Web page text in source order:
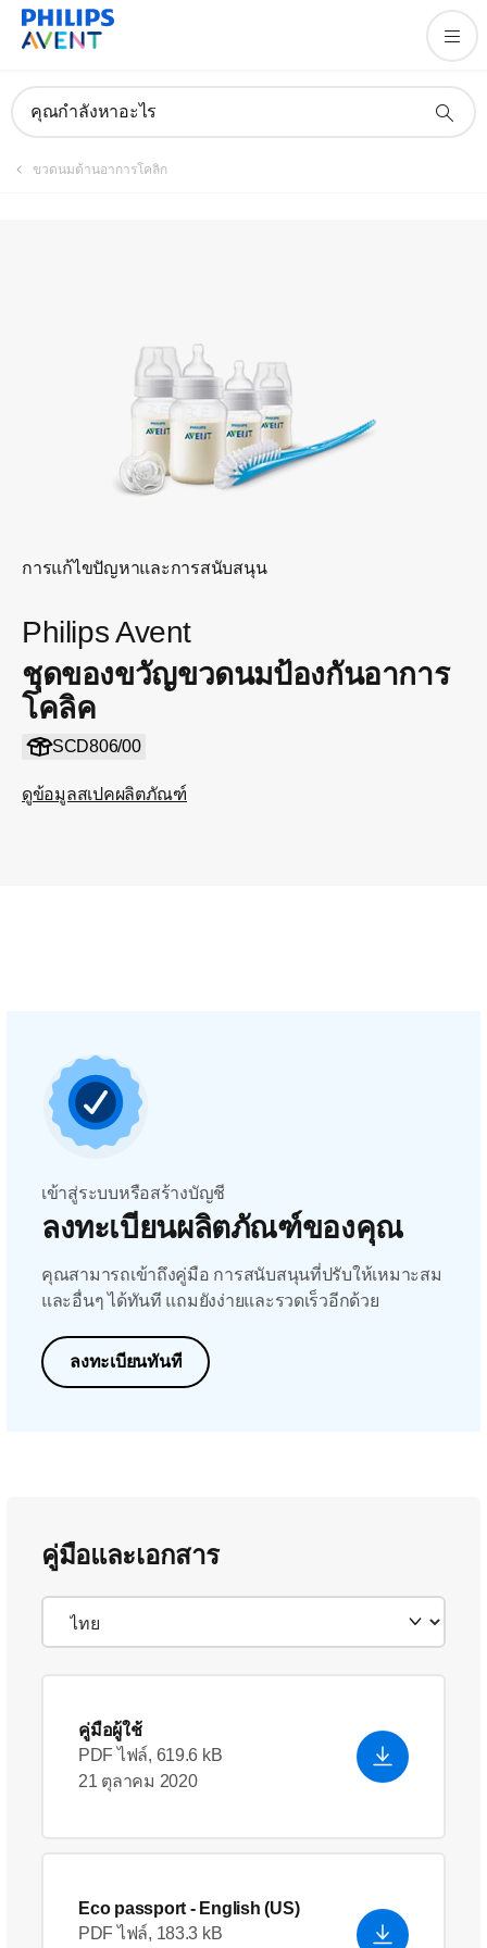
คุณกำลังหาอะไร
ขวดนมต้านอาการโคลิก
การแก้ไขปัญหาและการสนับสนุน
Philips Avent
ชุดของขวัญขวดนมป้องกันอาการ
โคลิค
SCD806/00
ดูข้อมูลสเปคผลิตภัณฑ์
ลงทะเบียนผลิตภัณฑ์
เข้าสู่ระบบหรือสร้างบัญชี
ลงทะเบียนผลิตภัณฑ์ของคุณ
คุณสามารถเข้าถึงคู่มือ การสนับสนุนที่ปรับให้เหมาะสม
และอื่นๆ ได้ทันที แถมยังง่ายและรวดเร็วอีกด้วย
ลงทะเบียนทันที
คู่มือและเอกสาร
คู่มือผู้ใช้
PDF ไฟล์, 619.6 kB
21 ตุลาคม 2020
Eco passport - English (US)
PDF ไฟล์, 183.3 kB